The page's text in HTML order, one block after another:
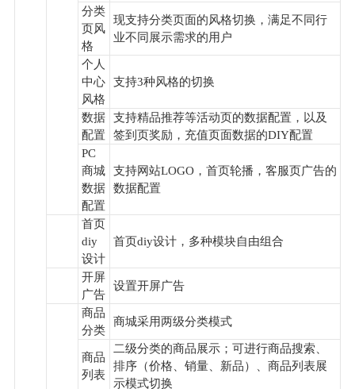
分类
页风
格
现支持分类页面的风格切换，满足不同行
业不同展示需求的用户
个人
中心
风格
支持3种风格的切换
数据
配置
支持精品推荐等活动页的数据配置，以及
签到页奖励，充值页面数据的DIY配置
PC
商城
数据
配置
支持网站LOGO，首页轮播，客服页广告的
数据配置
首页
diy
设计
首页diy设计，多种模块自由组合
开屏
广告
设置开屏广告
商品
分类
商城采用两级分类模式
商品
列表
二级分类的商品展示；可进行商品搜索、
排序（价格、销量、新品）、商品列表展
示模式切换